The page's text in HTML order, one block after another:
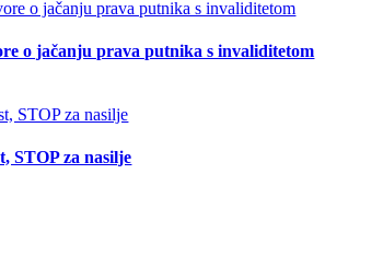
o jačanju prava putnika s invaliditetom
STOP za nasilje